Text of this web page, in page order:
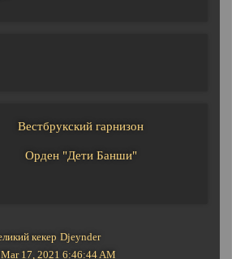
Вестбрукский гарнизон
Орден "Дети Банши"
кекер Djeynder
Mar 17, 2021 6:46:44 AM